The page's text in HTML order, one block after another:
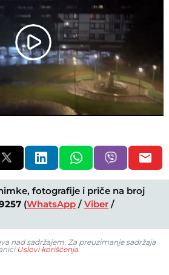
Play
Video
fotografije i priče na broj
(WhatsApp /Viber /
nad sadržajem. Za preuzimanje sadržaja
Uslovi korišćenja.